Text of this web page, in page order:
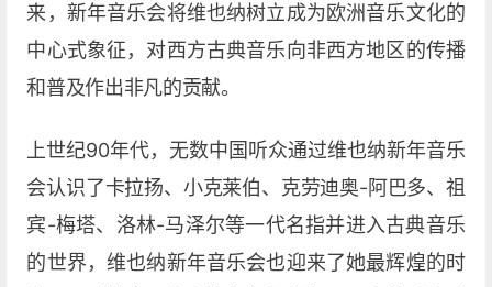
来，新年音乐会将维也纳树立成为欧洲音乐文化的
中心式象征，对西方古典音乐向非西方地区的传播
和普及作出非凡的贡献。
上世纪90年代，无数中国听众通过维也纳新年音乐
会认识了卡拉扬、小克莱伯、克劳迪奥-阿巴多、祖
宾-梅塔、洛林-马泽尔等一代名指并进入古典音乐
的世界，维也纳新年音乐会也迎来了她最辉煌的时